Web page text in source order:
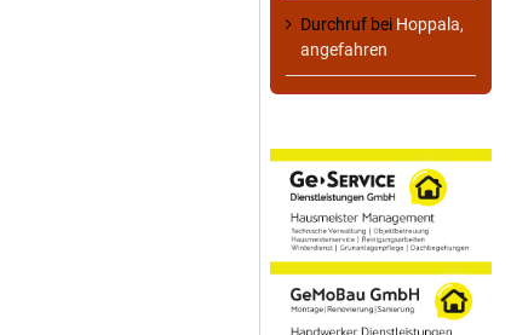
Durchruf bei Hoppala,
angefahren